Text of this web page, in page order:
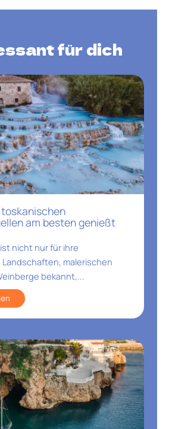
für dich
am besten genießt
nicht nur für ihre
malerischen
bekannt,...